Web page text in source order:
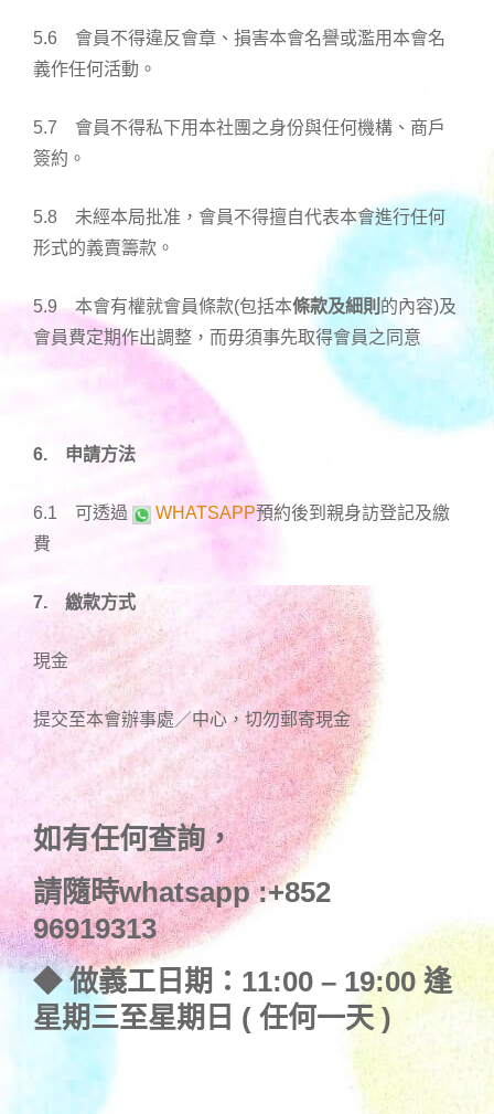
5.6 會員不得違反會章、損害本會名譽或濫用本會名
義作任何活動。
5.7 會員不得私下用本社團之身份與任何機構、商戶
簽約。
5.8 未經本局批准，會員不得擅自代表本會進行任何
形式的義賣籌款。
5.9 本會有權就會員條款(包括本條款及細則 的內容)及
會員費定期作出調整，而毋須事先取得會員之同意
6. 申請方法
6.1 可透過 WHATSAPP預約後到親身訪登記及繳
費
7. 繳款方式
現金
提交至本會辦事處／中心，切勿郵寄現金
如有任何查詢，
請隨時whatsapp :+852
96919313
◆ 做義工日期：11:00 – 19:00 逢
星期三至星期日 ( 任何一天 )